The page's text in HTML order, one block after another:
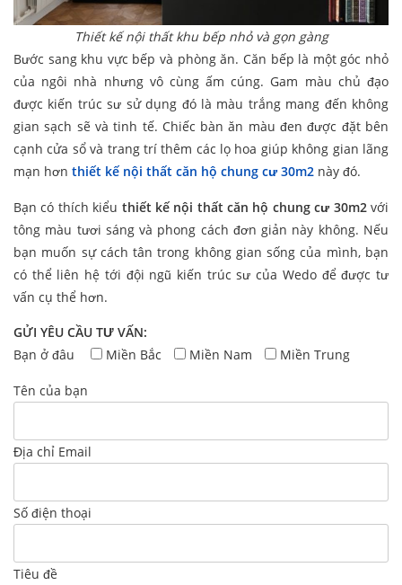
Thiết kế nội thất khu bếp nhỏ và gọn gàng
Bước sang khu vực bếp và phòng ăn. Căn bếp là một góc nhỏ
của ngôi nhà nhưng vô cùng ấm cúng. Gam màu chủ đạo
được kiến trúc sư sử dụng đó là màu trắng mang đến không
gian sạch sẽ và tinh tế. Chiếc bàn ăn màu đen được đặt bên
cạnh cửa sổ và trang trí thêm các lọ hoa giúp không gian lãng
mạn hơn thiết kế nội thất căn hộ chung cư 30m2 này đó.
Bạn có thích kiểu thiết kế nội thất căn hộ chung cư 30m2với
tông màu tươi sáng và phong cách đơn giản này không. Nếu
bạn muốn sự cách tân trong không gian sống của mình, bạn
có thể liên hệ tới đội ngũ kiến trúc sư của Wedo để được tư
vấn cụ thể hơn.
GỬI YÊU CẦU TƯ VẤN:
Bạn ở đâu
Miền Bắc Miền Nam Miền Trung
Tên của bạn
Địa chỉ Email
Số điện thoại
Tiêu đề